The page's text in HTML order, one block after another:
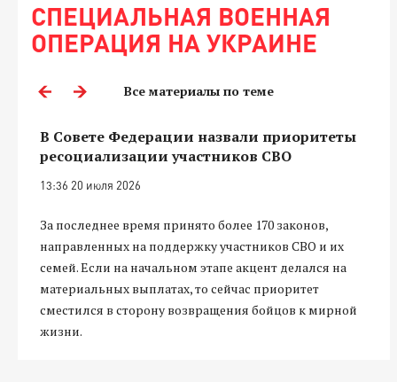
СПЕЦИАЛЬНАЯ ВОЕННАЯ
ОПЕРАЦИЯ НА УКРАИНЕ
Все материалы по теме
В Совете Федерации назвали приоритеты
ресоциализации участников СВО
13:36 20 июля 2026
За последнее время принято более 170 законов,
направленных на поддержку участников СВО и их
семей. Если на начальном этапе акцент делался на
материальных выплатах, то сейчас приоритет
сместился в сторону возвращения бойцов к мирной
жизни.